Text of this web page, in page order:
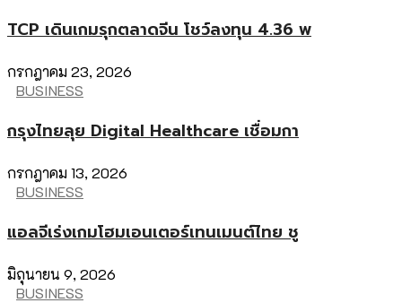
TCP เดินเกมรุกตลาดจีน โชว์ลงทุน 4.36 พ
กรกฎาคม 23, 2026
BUSINESS
กรุงไทยลุย Digital Healthcare เชื่อมกา
กรกฎาคม 13, 2026
BUSINESS
แอลจีเร่งเกมโฮมเอนเตอร์เทนเมนต์ไทย ชู
มิถุนายน 9, 2026
BUSINESS